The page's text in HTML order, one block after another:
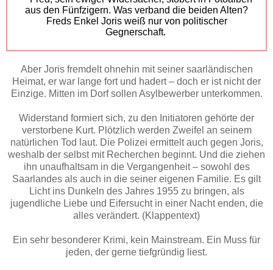
aus den Fünfzigern. Was verband die beiden Alten?
Freds Enkel Joris weiß nur von politischer
Gegnerschaft.
Aber Joris fremdelt ohnehin mit seiner saarländischen
Heimat, er war lange fort und hadert – doch er ist nicht der
Einzige. Mitten im Dorf sollen Asylbewerber unterkommen.
Widerstand formiert sich, zu den Initiatoren gehörte der
verstorbene Kurt. Plötzlich werden Zweifel an seinem
natürlichen Tod laut. Die Polizei ermittelt auch gegen Joris,
weshalb der selbst mit Recherchen beginnt. Und die ziehen
ihn unaufhaltsam in die Vergangenheit – sowohl des
Saarlandes als auch in die seiner eigenen Familie. Es gilt
Licht ins Dunkeln des Jahres 1955 zu bringen, als
jugendliche Liebe und Eifersucht in einer Nacht enden, die
alles verändert. (Klappentext)
Ein sehr besonderer Krimi, kein Mainstream. Ein Muss für
jeden, der gerne tiefgründig liest.